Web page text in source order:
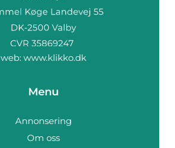
web: www.klikko.dk
Menu
Annonsering
Om oss